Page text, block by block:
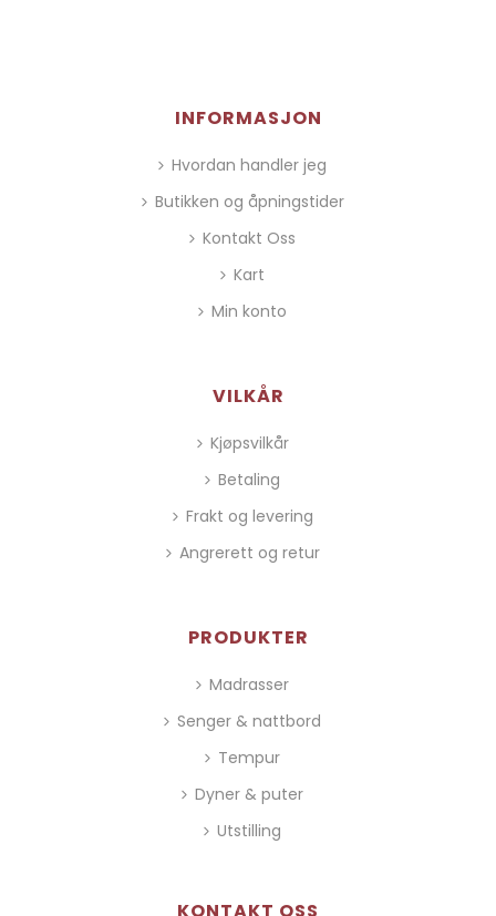
INFORMASJON
Hvordan handler jeg
Butikken og åpningstider
Kontakt Oss
Kart
Min konto
VILKÅR
Kjøpsvilkår
Betaling
Frakt og levering
Angrerett og retur
PRODUKTER
Madrasser
Senger & nattbord
Tempur
Dyner & puter
Utstilling
KONTAKT OSS